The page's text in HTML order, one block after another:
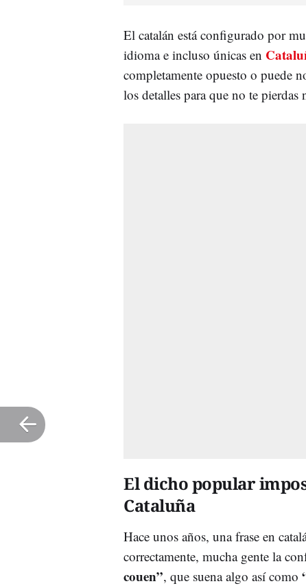
El catalán está configurado por
idioma e incluso únicas en
completamente opuesto o puede
los detalles para que no te pierdas
El dicho popular
Cataluña
Hace unos años, una frase en
correctamente, mucha gente la
couen”, que suena algo así como